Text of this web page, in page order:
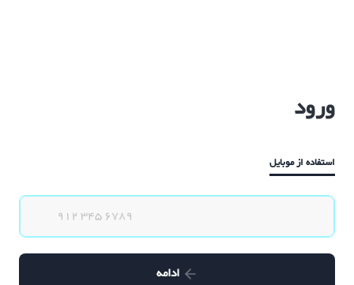
ورود
استفاده از موبایل
ادامه